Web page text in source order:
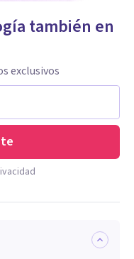
también en
exclusivos